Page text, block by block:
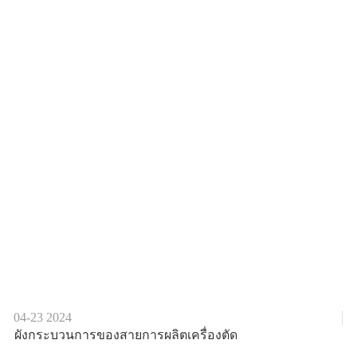
04-23 2024
ผังกระบวนการของสายการผลิตเครื่องตัด